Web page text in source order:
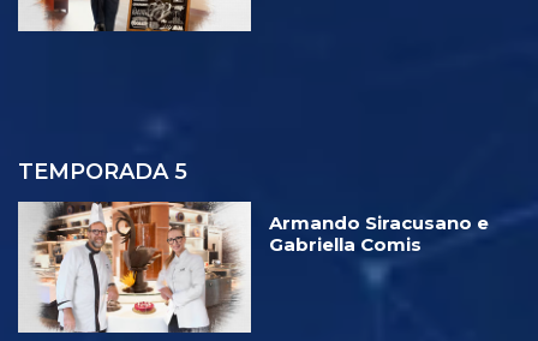
TEMPORADA 5
Armando Siracusano e
Gabriella Comis